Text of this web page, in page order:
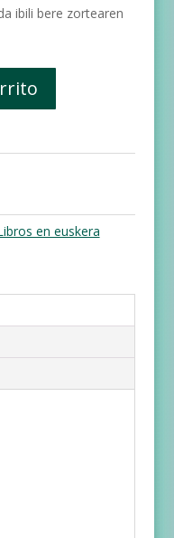
ibili bere zortearen
en euskera